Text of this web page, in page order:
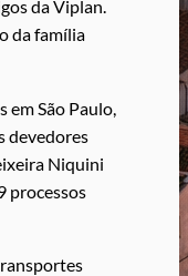
da Viplan.
da família
São Paulo,
devedores
Niquini
processos